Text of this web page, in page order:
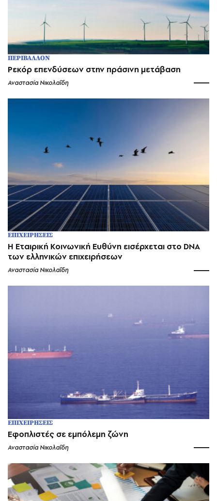
ΠΕΡΙΒΑΛΛΟΝ
Ρεκόρ επενδύσεων στην πράσινη μετάβαση
Αναστασία Νικολαΐδη
ΕΠΙΧΕΙΡΗΣΕΙΣ
Η Εταιρική Κοινωνική Ευθύνη εισέρχεται στο DNA
των ελληνικών επιχειρήσεων
Αναστασία Νικολαΐδη
ΕΠΙΧΕΙΡΗΣΕΙΣ
Εφοπλιστές σε εμπόλεμη ζώνη
Αναστασία Νικολαΐδη